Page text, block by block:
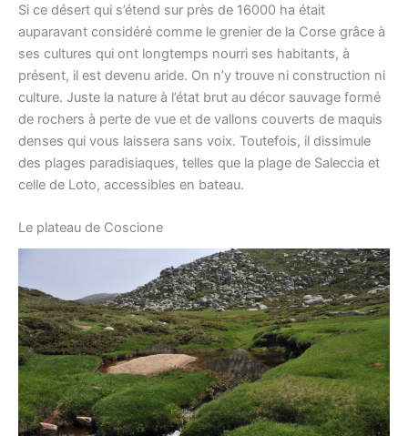
Si ce désert qui s’étend sur près de 16000 ha était
auparavant considéré comme le grenier de la Corse grâce à
ses cultures qui ont longtemps nourri ses habitants, à
présent, il est devenu aride. On n’y trouve ni construction ni
culture. Juste la nature à l’état brut au décor sauvage formé
de rochers à perte de vue et de vallons couverts de maquis
denses qui vous laissera sans voix. Toutefois, il dissimule
des plages paradisiaques, telles que la plage de Saleccia et
celle de Loto, accessibles en bateau.
Le plateau de Coscione